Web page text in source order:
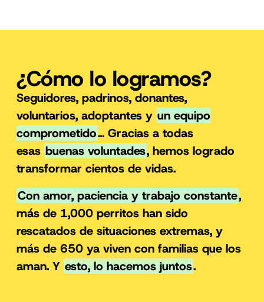
¿Cómo lo logramos?
Seguidores, padrinos, donantes,
voluntarios, adoptantes y un equipo
comprometido… Gracias a todas
esas buenas voluntades, hemos logrado
transformar cientos de vidas.
Con amor, paciencia y trabajo constante,
más de 1,000 perritos han sido
rescatados de situaciones extremas, y
más de 650 ya viven con familias que los
aman. Y esto, lo hacemos juntos.